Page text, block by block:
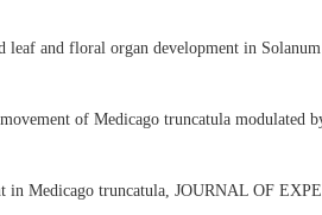
and floral organ development in
of Medicago truncatula modulated
in Medicago truncatula, JOURNAL OF